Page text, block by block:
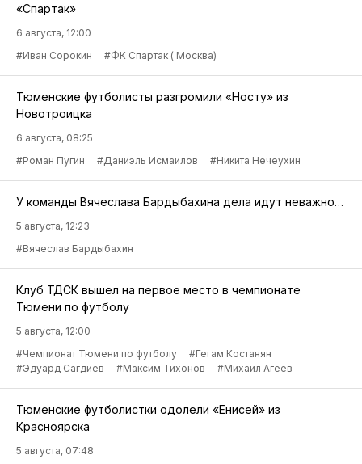
«Спартак»
6 августа, 12:00
#Иван Сорокин
#ФК Спартак ( Москва)
Тюменские футболисты разгромили «Носту» из
Новотроицка
6 августа, 08:25
#Роман Пугин
#Даниэль Исмаилов #Никита Нечеухин
У команды Вячеслава Бардыбахина дела идут неважно…
5 августа, 12:23
#Вячеслав Бардыбахин
Клуб ТДСК вышел на первое место в чемпионате
Тюмени по футболу
5 августа, 12:00
#Чемпионат Тюмени по футболу
#Гегам Костанян
#Эдуард Сагдиев
#Максим Тихонов #Михаил Агеев
Тюменские футболистки одолели «Енисей» из
Красноярска
5 августа, 07:48